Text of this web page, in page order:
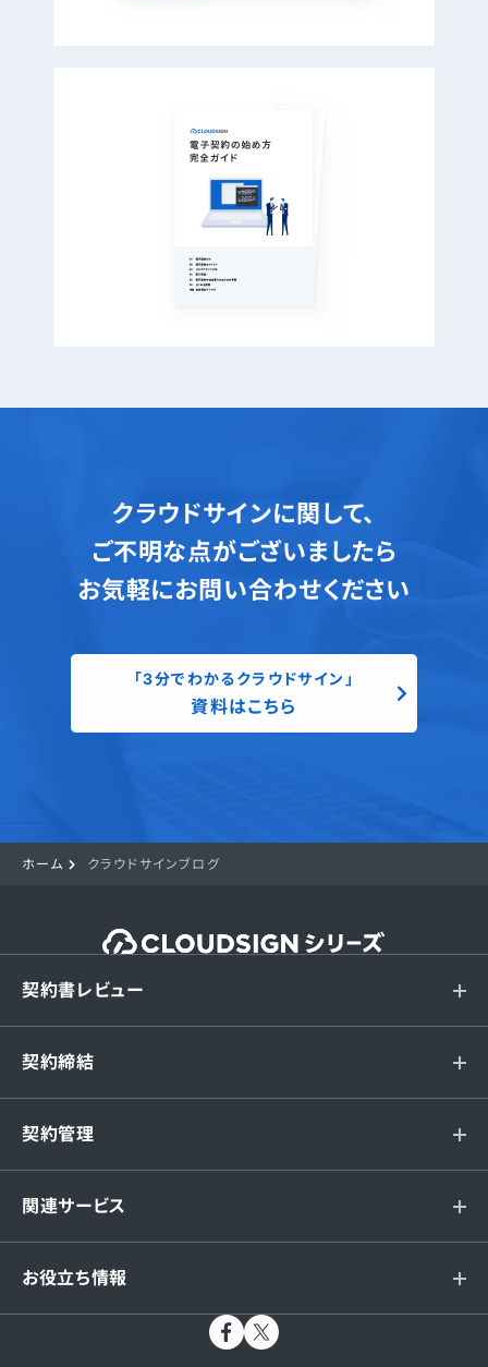
クラウドサインに関して、
ご不明な点がございましたら
お気軽にお問い合わせください
「3分でわかるクラウドサイン」
資料はこちら
ホーム クラウドサインブログ
契約書レビュー
契約締結
契約管理
関連サービス
お役立ち情報